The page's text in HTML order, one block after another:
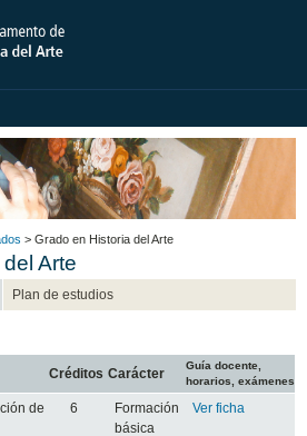
> Grado en Historia del Arte
Arte
Plan de estudios
Créditos Carácter
Guía docente,
horarios, exámenes
de
6
Formación
básica
Ver ficha